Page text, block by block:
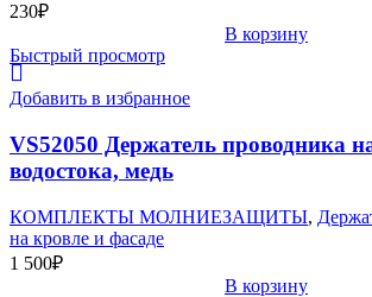
230₽
В корзину
Быстрый просмотр
Добавить в избранное
VS52050 Держатель проводника
водостока, медь
КОМПЛЕКТЫ МОЛНИЕЗАЩИТЫ,
на кровле и фасаде
1 500₽
В корзину